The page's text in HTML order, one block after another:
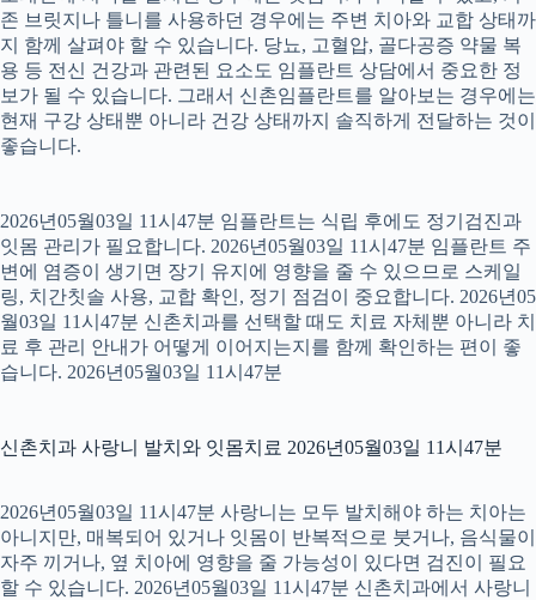
존 브릿지나 틀니를 사용하던 경우에는 주변 치아와 교합 상태까
지 함께 살펴야 할 수 있습니다. 당뇨, 고혈압, 골다공증 약물 복
용 등 전신 건강과 관련된 요소도 임플란트 상담에서 중요한 정
보가 될 수 있습니다. 그래서 신촌임플란트를 알아보는 경우에는
현재 구강 상태뿐 아니라 건강 상태까지 솔직하게 전달하는 것이
좋습니다.
2026년05월03일 11시47분 임플란트는 식립 후에도 정기검진과
잇몸 관리가 필요합니다. 2026년05월03일 11시47분 임플란트 주
변에 염증이 생기면 장기 유지에 영향을 줄 수 있으므로 스케일
링, 치간칫솔 사용, 교합 확인, 정기 점검이 중요합니다. 2026년05
월03일 11시47분 신촌치과를 선택할 때도 치료 자체뿐 아니라 치
료 후 관리 안내가 어떻게 이어지는지를 함께 확인하는 편이 좋
습니다. 2026년05월03일 11시47분
신촌치과 사랑니 발치와 잇몸치료 2026년05월03일 11시47분
2026년05월03일 11시47분 사랑니는 모두 발치해야 하는 치아는
아니지만, 매복되어 있거나 잇몸이 반복적으로 붓거나, 음식물이
자주 끼거나, 옆 치아에 영향을 줄 가능성이 있다면 검진이 필요
할 수 있습니다. 2026년05월03일 11시47분 신촌치과에서 사랑니